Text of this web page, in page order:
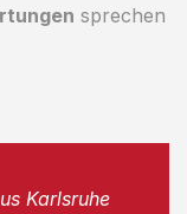
sprechen
Karlsruhe